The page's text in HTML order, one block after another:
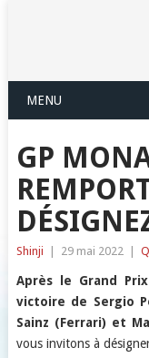
MENU
GP
Shinji 29 mai 2022
Après le Grand
victoire de Sergio
Sainz (Ferrari) et
vous invitons à